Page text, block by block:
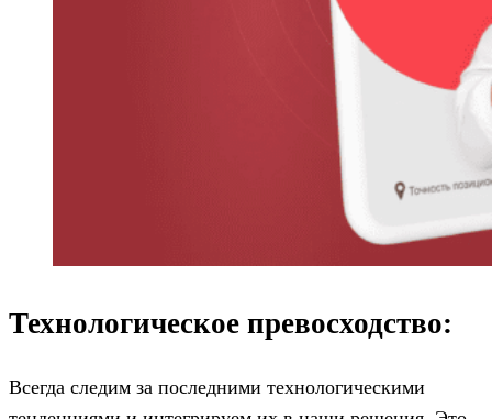
Технологическое превосходство:
Всегда следим за последними технологическими